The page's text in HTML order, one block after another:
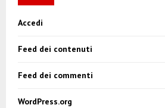
Accedi
Feed dei contenuti
Feed dei commenti
WordPress.org